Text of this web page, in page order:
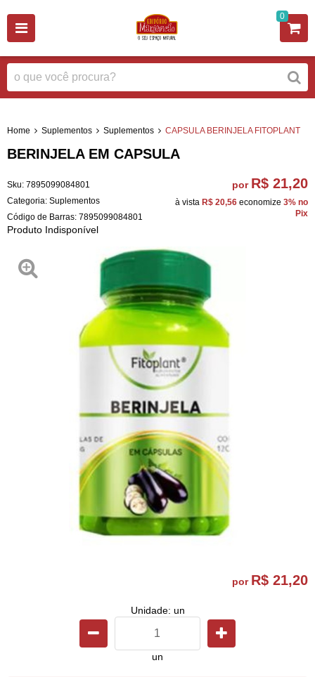
0
Home Suplementos Suplementos CAPSULA BERINJELA FITOPLANT
BERINJELA EM CAPSULA
Sku: 7895099084801
Categoria: Suplementos
Código de Barras: 7895099084801
Produto Indisponível
por R$ 21,20
à vista R$ 20,56 economize 3% no
Pix
por R$ 21,20
Unidade: un
un